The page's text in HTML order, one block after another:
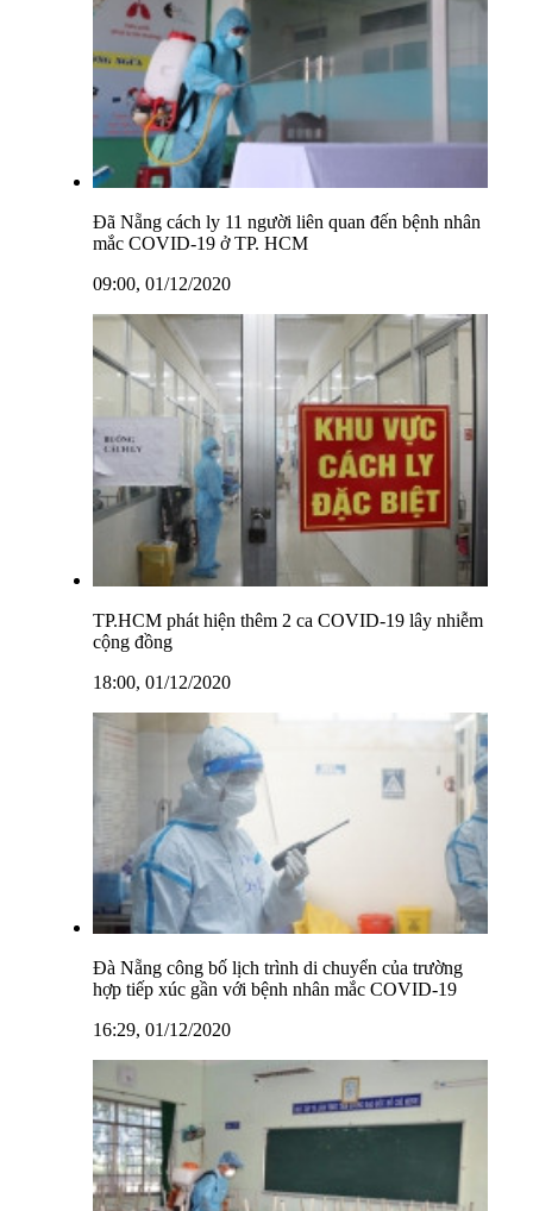
Đã Nẵng cách ly 11 người liên quan đến bệnh nhân
mắc COVID-19 ở TP. HCM
09:00, 01/12/2020
TP.HCM phát hiện thêm 2 ca COVID-19 lây nhiễm
cộng đồng
18:00, 01/12/2020
Đà Nẵng công bố lịch trình di chuyển của trường
hợp tiếp xúc gần với bệnh nhân mắc COVID-19
16:29, 01/12/2020